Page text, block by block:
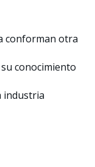
conforman otra
conocimiento
industria